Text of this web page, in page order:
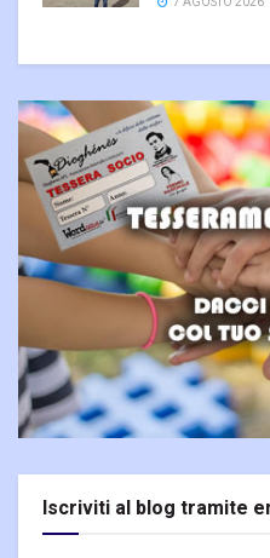
Iscriviti al blog tramite